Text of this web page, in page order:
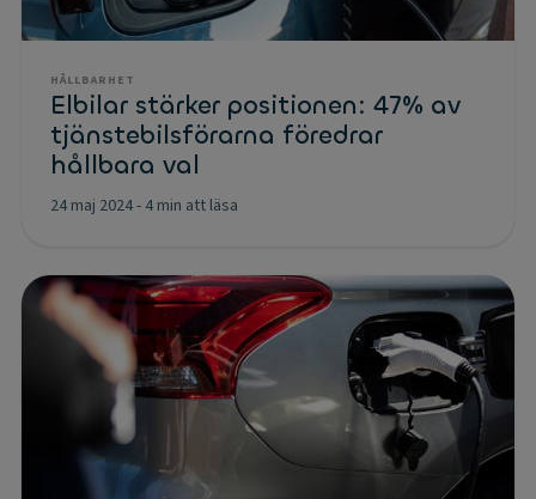
HÅLLBARHET
Elbilar stärker positionen: 47% av
tjänstebilsförarna föredrar
hållbara val
24 maj 2024- 4 min att läsa